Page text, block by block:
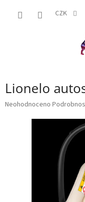
CZK
Lionelo
Průměrné
Neohodnoceno